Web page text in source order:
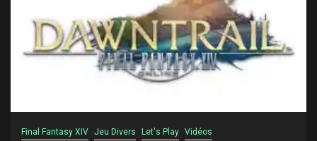
Final Fantasy XIV Jeu Divers Let's Play Vidéos